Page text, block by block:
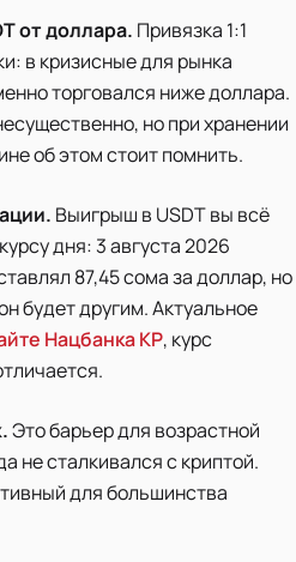
от доллара. Привязка 1:1
в кризисные для рынка
торговался ниже доллара.
но при хранении
об этом стоит помнить.
Выигрыш в USDT вы всё
дня: 3 августа 2026
87,45 сома за доллар, но
будет другим. Актуальное
Нацбанка КР, курс
Это барьер для возрастной
не сталкивался с криптой.
для большинства